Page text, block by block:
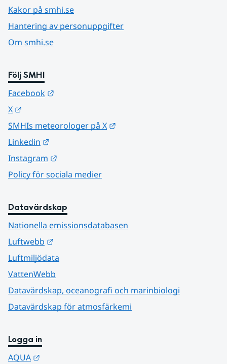
Kakor på smhi.se
Hantering av personuppgifter
Om smhi.se
Följ SMHI
Facebook
X
SMHIs meteorologer på X
Linkedin
Instagram
Policy för sociala medier
Datavärdskap
Nationella emissionsdatabasen
Luftwebb
Luftmiljödata
VattenWebb
Datavärdskap, oceanografi och marinbiologi
Datavärdskap för atmosfärkemi
Logga in
AQUA